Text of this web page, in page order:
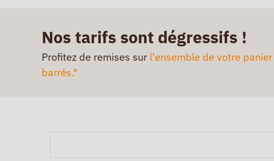
Nos tarifs sont dégressifs !
Profitez de remises sur l'ensemble de votre
barrés.*